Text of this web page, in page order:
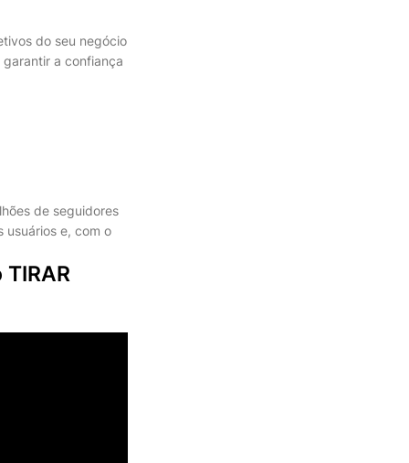
do seu negócio
a confiança
de seguidores
usuários e, com o
TIRAR